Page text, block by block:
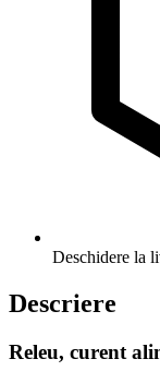
Deschidere la
Descriere
Releu, curent